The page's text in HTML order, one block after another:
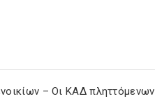
– Οι ΚΑΔ πληττόμενων